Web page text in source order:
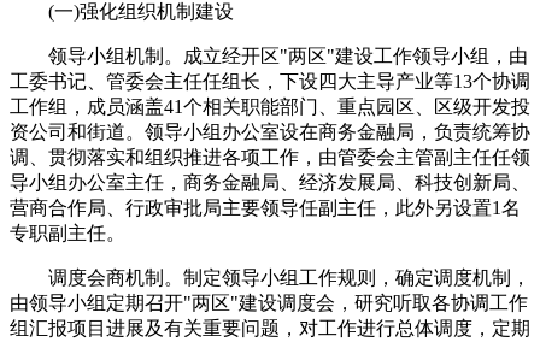
(一)强化组织机制建设
领导小组机制。成立经开区"两区"建设工作领导小组，由
工委书记、管委会主任任组长，下设四大主导产业等13个协调
工作组，成员涵盖41个相关职能部门、重点园区、区级开发投
资公司和街道。领导小组办公室设在商务金融局，负责统筹协
调、贯彻落实和组织推进各项工作，由管委会主管副主任任领
导小组办公室主任，商务金融局、经济发展局、科技创新局、
营商合作局、行政审批局主要领导任副主任，此外另设置1名
专职副主任。
调度会商机制。制定领导小组工作规则，确定调度机制，
由领导小组定期召开"两区"建设调度会，研究听取各协调工作
组汇报项目进展及有关重要问题，对工作进行总体调度，定期